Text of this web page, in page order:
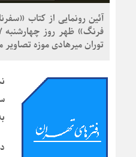
آئین رونمایی از کتاب
توران میرهادی موزه